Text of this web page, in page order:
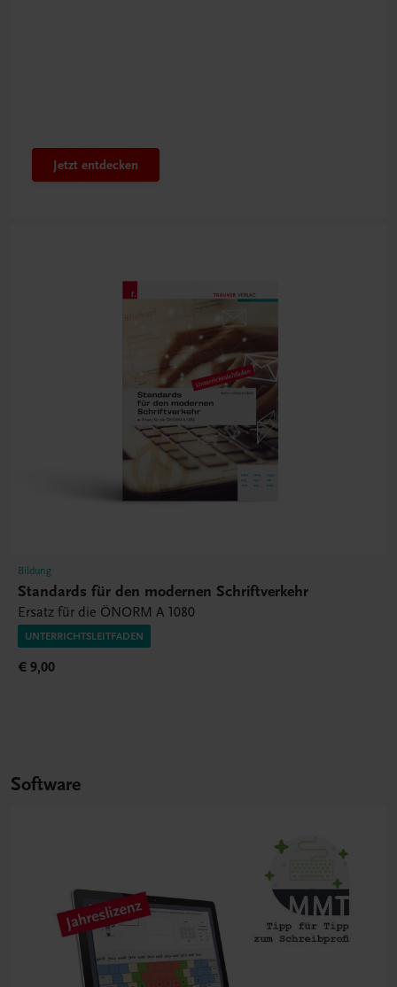
Jetzt entdecken
Bildung
Standards für den modernen Schriftverkehr
Ersatz für die ÖNORM A 1080
UNTERRICHTSLEITFADEN
€ 9,00
Software